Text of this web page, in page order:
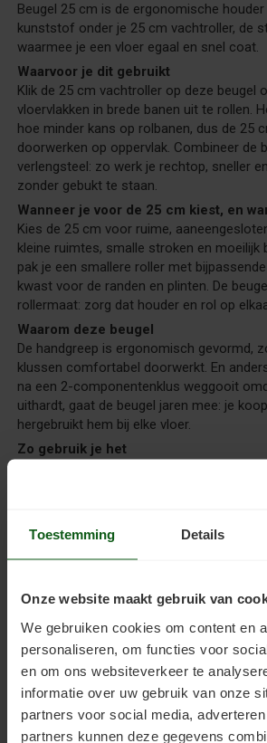
Toestemming Details
Onze website maakt gebruik van
We gebruiken cookies om content en
personaliseren, om functies voor
en om ons websiteverkeer te
informatie over uw gebruik van onze
partners voor social media,
partners kunnen deze gegevens
Beugel 25 cm is de ergonomische
kunststof onder je 25 cm vachtroller, de
waarmee je een vloer egaal en snel coat.
Waarvoor je dit gebruikt
Klik de 25 cm vachtroller op deze beugel
vloervlakken in brede banen uit te rollen.
hoe minder kans op rolbanen, dus de 25
doorwerken op oppervlak. Combineer de
verlengsteel: zo werk je rechtop, sneller
zonder gebukt te staan.
Wanneer je voor de 25 cm kiest, en
Kies de 25 cm voor ruime,
kleine ruimtes, smalle stroken en moeilijk
pak je een smallere roller met
kwast voor de randen en plinten. De
rollermaat: zorg dat houder en rol op
Waarom deze beugel
De handgreep is ergonomisch gevormd,
klussen comfortabel doorwerkt. En
na een 2-componentenklus weggooit
uithardt, gaat de beugel jaren mee: je
hergebruikt hem bij elke vloer.
Zo gebruik je het
rol de vloer in brede, overlappende
Voordelen
Klanten kopen vaak ook